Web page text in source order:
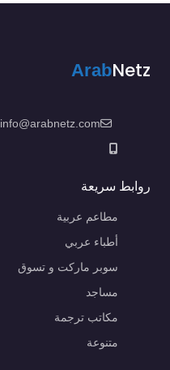
ArabNetz
info@arabnetz.com
روابط سريعة
مطاعم عربية
أطباء عربي
سوبر ماركت و تسوق
مساجد
مكاتب ترجمة
متنوعة